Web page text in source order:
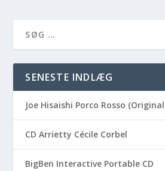
SENESTE INDLÆG
Joe Hisaishi Porco Rosso
CD Arrietty Cécile Corbel
BigBen Interactive Portable CD